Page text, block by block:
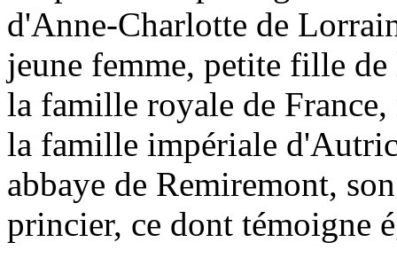
d'Anne-Charlotte de
jeune femme, petite fille de
la famille royale de France,
la famille impériale
abbaye de Remiremont,
princier, ce dont témoigne